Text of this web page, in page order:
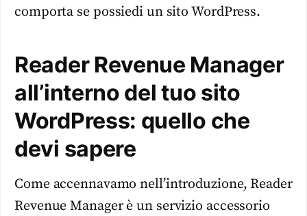
comporta se possiedi un sito WordPress.
Reader Revenue Manager
all’interno del tuo sito
WordPress: quello che
devi sapere
Come accennavamo nell’introduzione, Reader
Revenue Manager è un servizio accessorio